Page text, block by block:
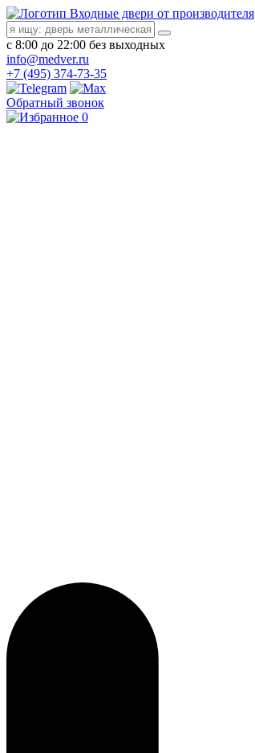
Входные двери от производителя
с 8:00 до 22:00 без выходных
info@medver.ru
+7 (495) 374-73-35
Обратный звонок
0